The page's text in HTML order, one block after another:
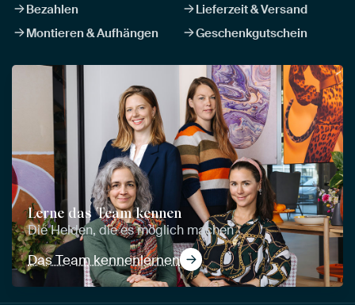
Bezahlen
Lieferzeit & Versand
Montieren & Aufhängen
Geschenkgutschein
Lerne das Team kennen
Die Helden, die es möglich machen
Das Team kennenlernen